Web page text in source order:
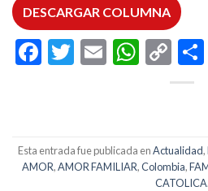
DESCARGAR COLUMNA
Facebook
Twitter
Email
Link
Esta entrada fue publicada enActualidad,
AMOR,AMOR FAMILIAR,Colombia,
CATOLICA.